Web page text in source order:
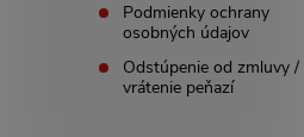
Podmienky ochrany
osobných údajov
Odstúpenie od zmluvy /
vrátenie peňazí